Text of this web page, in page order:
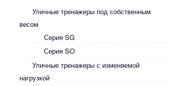
Уличные тренажеры под собственным
весом
Серия SG
Серия SO
Уличные тренажеры с изменяемой
нагрузкой